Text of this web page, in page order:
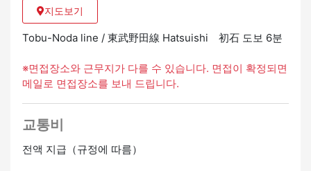
지도보기
Tobu-Noda line / 東武野田線 Hatsuishi 初石 도보 6분
※면접장소와 근무지가 다를 수 있습니다. 면접이 확정되면
메일로 면접장소를 보내 드립니다.
교통비
전액 지급（규정에 따름）